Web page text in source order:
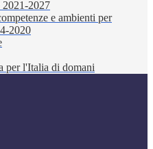
2021-2027
e ambienti per
2020
per l'Italia di domani